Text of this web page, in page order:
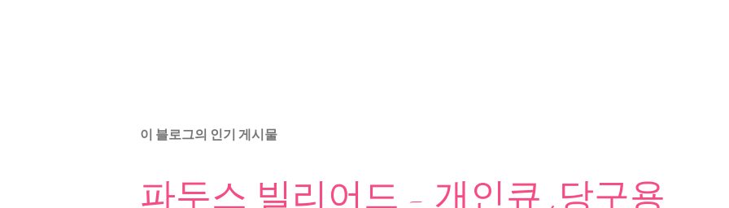
이 블로그의 인기 게시물
파두스 빌리어드 - 개인큐 ,당구용